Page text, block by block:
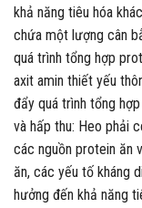
khả năng tiêu hóa
chứa một lượng cân
quá trình tổng hợp
axit amin thiết yếu
đẩy quá trình tổng
và hấp thu: Heo phải
các nguồn protein ăn
ăn, các yếu tố kháng
hưởng đến khả năng